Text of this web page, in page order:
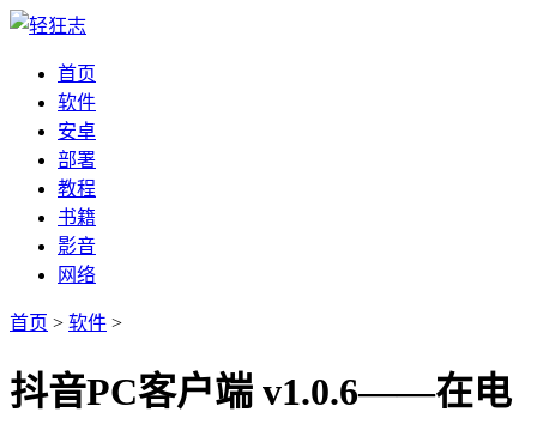
首页
软件
安卓
部署
教程
书籍
影音
网络
首页 > 软件 >
抖音PC客户端 v1.0.6——在电